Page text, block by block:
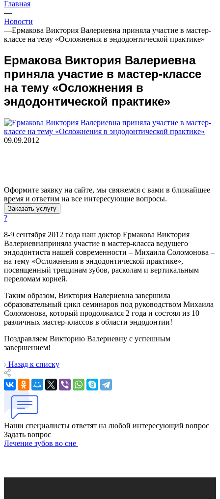
Главная
—
Новости
—Ермакова Виктория Валериевна приняла участие в мастер-
классе на тему «Осложнения в эндодонтической практике»
Ермакова Виктория Валериевна
приняла участие в мастер-классе
на тему «Осложнения в
эндодонтической практике»
09.09.2012
Оформите заявку на сайте, мы свяжемся с вами в ближайшее
время и ответим на все интересующие вопросы.
Заказать услугу
?
8-9 сентября 2012 года наш доктор Ермакова Виктория
Валериевнаприняла участие в мастер-класса ведущего
эндодонтиста нашей современности – Михаила Соломонова –
на тему «Осложнения в эндодонтической практике»,
посвященный трещинам зубов, расколам и вертикальным
переломам корней.
Таким образом, Виктория Валериевна завершила
образовательный цикл семинаров под руководством Михаила
Соломонова, который продолжался 2 года и состоял из 10
различных мастер-классов в области эндодонтии!
Поздравляем Викторию Валериевну с успешным
завершением!
Назад к списку
Наши специалисты ответят на любой интересующий вопрос
Задать вопрос
Лечение зубов во сне